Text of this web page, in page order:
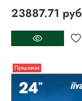
23887.71 руб
Предзаказ